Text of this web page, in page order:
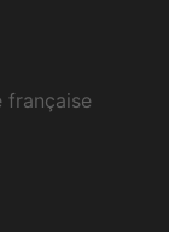
française